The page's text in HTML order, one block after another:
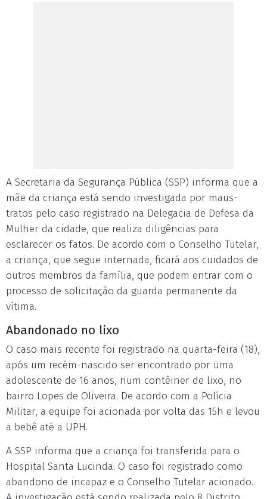
A Secretaria da Segurança Pública (SSP) informa que a
mãe da criança está sendo investigada por maus-
tratos pelo caso registrado na Delegacia de Defesa da
Mulher da cidade, que realiza diligências para
esclarecer os fatos. De acordo com o Conselho Tutelar,
a criança, que segue internada, ficará aos cuidados de
outros membros da família, que podem entrar com o
processo de solicitação da guarda permanente da
vítima.
Abandonado no lixo
O caso mais recente foi registrado na quarta-feira (18),
após um recém-nascido ser encontrado por uma
adolescente de 16 anos, num contêiner de lixo, no
bairro Lopes de Oliveira. De acordo com a Polícia
Militar, a equipe foi acionada por volta das 15h e levou
a bebê até a UPH.
A SSP informa que a criança foi transferida para o
Hospital Santa Lucinda. O caso foi registrado como
abandono de incapaz e o Conselho Tutelar acionado.